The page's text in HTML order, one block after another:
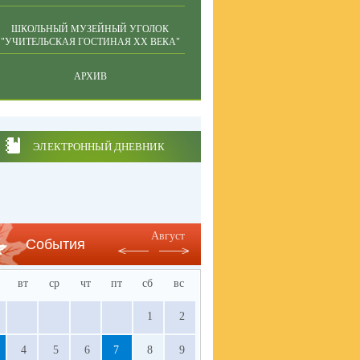
ШКОЛЬНЫЙ МУЗЕЙНЫЙ УГОЛОК
"УЧИТЕЛЬСКАЯ ГОСТИНАЯ ХХ ВЕКА"
АРХИВ
ЭЛЕКТРОННЫЙ ДНЕВНИК
События
Август
вт ср чт пт сб вс
1 2
4 5 6 7 8 9